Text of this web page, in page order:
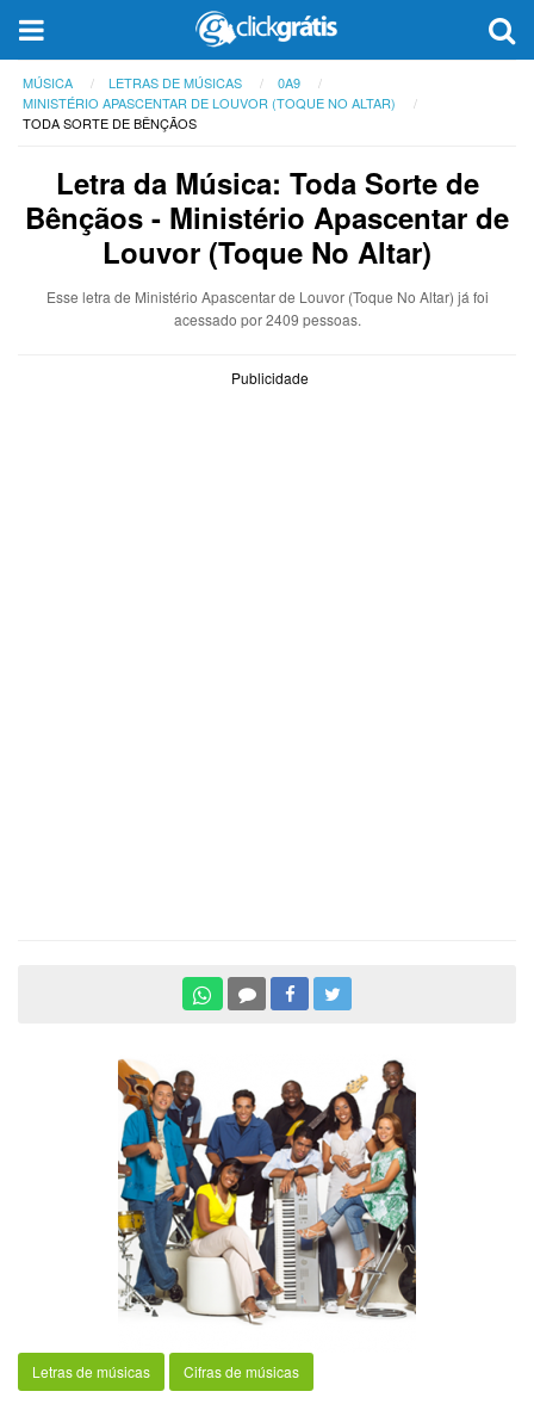
MÚSICA LETRAS DE MÚSICAS
0A9
MINISTÉRIO APASCENTAR DE LOUVOR (TOQUE NO ALTAR)
TODA SORTE DE BÊNÇÃOS
Letra da Música: Toda Sorte de
Bênçãos - Ministério Apascentar de
Louvor (Toque No Altar)
Esse letra de Ministério Apascentar de Louvor (Toque No Altar) já foi
acessado por 2409 pessoas.
Publicidade
Letras de músicas Cifras de músicas